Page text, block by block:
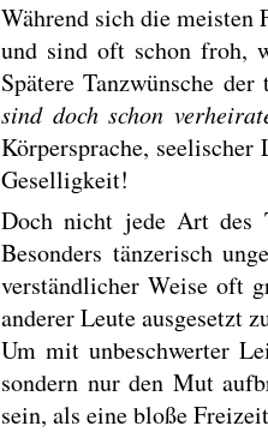
Während sich die meisten
und sind oft schon froh,
Spätere Tanzwünsche
sind doch schon
Körpersprache,
Geselligkeit!
Doch nicht jede Art des
Besonders tänzerisch
verständlicher Weise oft
anderer Leute ausgesetzt
Um mit unbeschwerter
sondern nur den Mut
sein, als eine bloße